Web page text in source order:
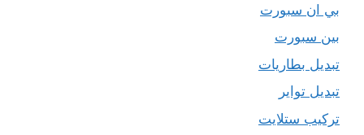
بي ان سبورت
بين سبورت
تبديل بطاريات
تبديل تواير
تركيب ستلايت